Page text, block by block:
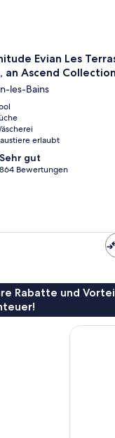
Evian Les
an Ascend
les-Bains
erlaubt
Sehr gut
864 Bewertungen
Rabatte und